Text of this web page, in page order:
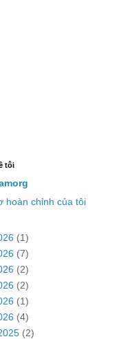
tôi
hoàn chỉnh của tôi
(1)
(7)
(2)
(2)
(1)
(4)
(2)